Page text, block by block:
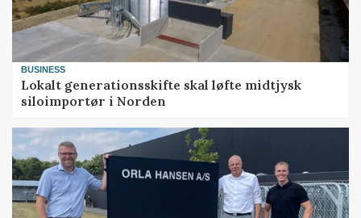
BUSINESS
Lokalt generationsskifte skal løfte midtjysk
siloimportør i Norden